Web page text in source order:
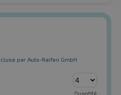
par Auto-Raifen GmbH
Quantité